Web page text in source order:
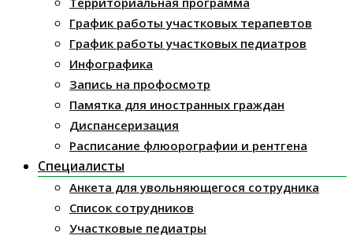
График работы участковых терапевтов
График работы участковых педиатров
Инфографика
Запись на профосмотр
Памятка для иностранных граждан
Диспансеризация
Расписание флюорографии и рентгена
Специалисты
Анкета для увольняющегося сотрудника
Список сотрудников
Участковые педиатры